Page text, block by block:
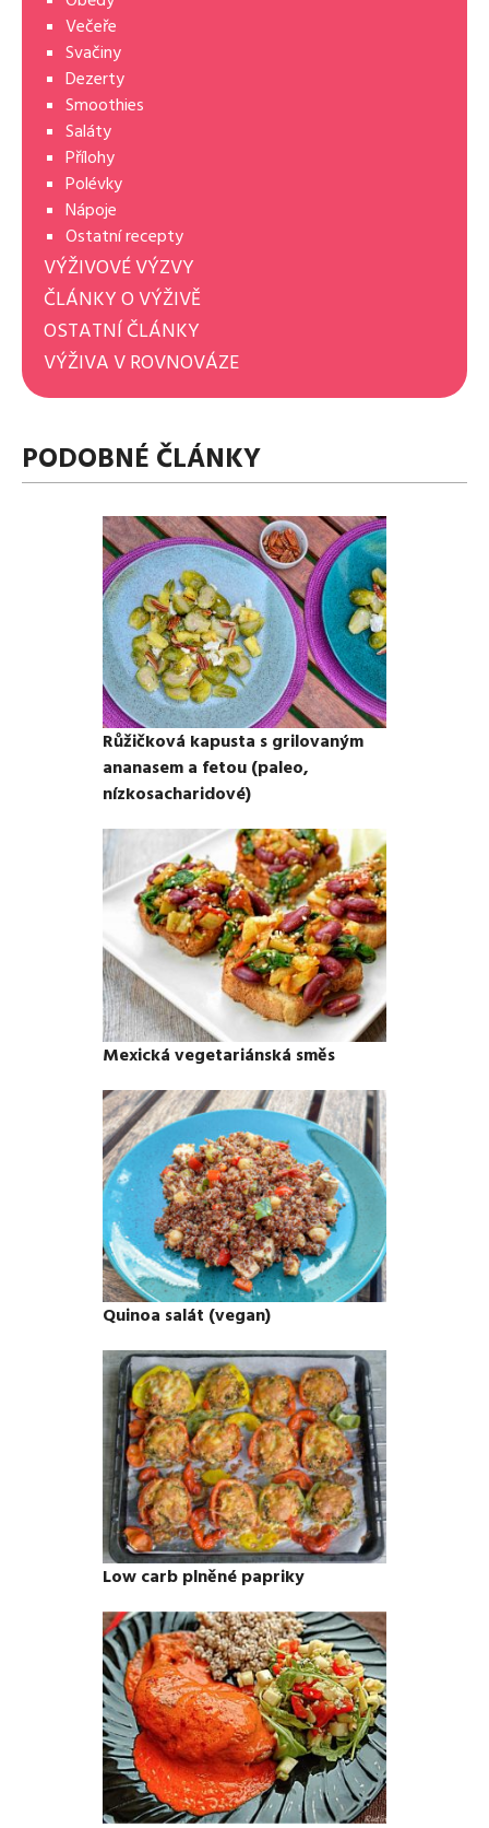
Večeře
Svačiny
Dezerty
Smoothies
Saláty
Přílohy
Polévky
Nápoje
Ostatní recepty
VÝŽIVOVÉ VÝZVY
ČLÁNKY O VÝŽIVĚ
OSTATNÍ ČLÁNKY
VÝŽIVA V ROVNOVÁZE
PODOBNÉ ČLÁNKY
Růžičková kapusta s grilovaným
ananasem a fetou (paleo,
nízkosacharidové)
Mexická vegetariánská směs
Quinoa salát (vegan)
Low carb plněné papriky